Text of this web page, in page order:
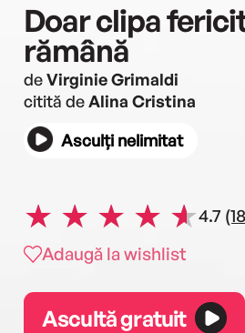
Doar clipa
rămână
deVirginie Grimaldi
citită deAlina Cristina
Asculți nelimitat
4.7
Adaugă la wishlist
Ascultă gratuit